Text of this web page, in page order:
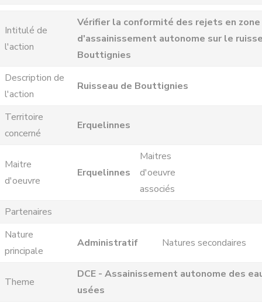
Intitulé de
l'action
Vérifier la conformité des rejets en zone
d'assainissement autonome sur le
Bouttignies
Description de
l'action
Ruisseau de Bouttignies
Territoire
concerné
Erquelinnes
Maitre
d'oeuvre
Erquelinnes
Maitres
d'oeuvre
associés
Partenaires
Nature
principale
Administratif Natures secondaires
Theme
DCE - Assainissement autonome des
usées